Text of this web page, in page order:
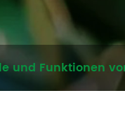
und Funktionen